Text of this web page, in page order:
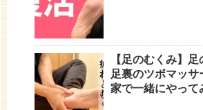
【足のむくみ】足
足裏のツボマッ
家で一緒にやって